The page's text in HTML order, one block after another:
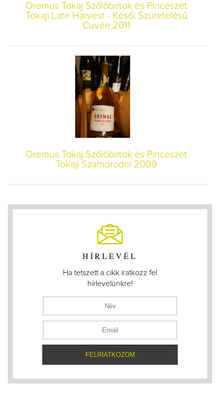
Oremus Tokaj Szőlőbirtok és Pincészet
Tokaji Late Harvest - Késői Szüretelésű
Cuvée 2011
Oremus Tokaj Szőlőbirtok és Pincészet
Tokaji Szamorodni 2009
HÍRLEVÉL
Ha tetszett a cikk iratkozz fel
hírlevelünkre!